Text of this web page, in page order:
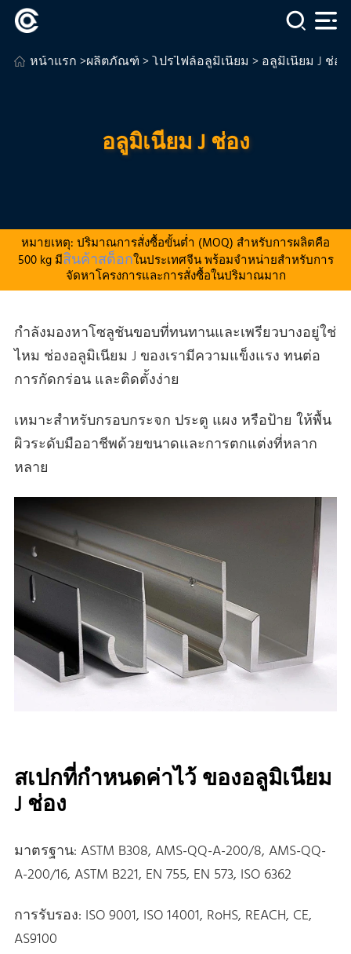
หน้าแรก>ผลิตภัณฑ์>โปรไฟล์อลูมิเนียม > อลูมิเนียม J ช่อง
อลูมิเนียม J ช่อง
หมายเหตุ: ปริมาณการสั่งซื้อขั้นต่ำ (MOQ) สำหรับการผลิตคือ
500 kg มีสินค้าสต็อกในประเทศจีน พร้อมจำหน่ายสำหรับการ
จัดหาโครงการและการสั่งซื้อในปริมาณมาก
กําลังมองหาโซลูชันขอบที่ทนทานและเพรียวบางอยู่ใช่
ไหม ช่องอลูมิเนียม J ของเรามีความแข็งแรง ทนต่อ
การกัดกร่อน และติดตั้งง่าย
เหมาะสําหรับกรอบกระจก ประตู แผง หรือป้าย ให้พื้น
ผิวระดับมืออาชีพด้วยขนาดและการตกแต่งที่หลาก
หลาย
สเปกที่กําหนดค่าไว้ ของอลูมิเนียม
J ช่อง
มาตรฐาน: ASTM B308, AMS-QQ-A-200/8, AMS-QQ-
A-200/16, ASTM B221, EN 755, EN 573, ISO 6362
การรับรอง: ISO 9001, ISO 14001, RoHS, REACH, CE,
AS9100